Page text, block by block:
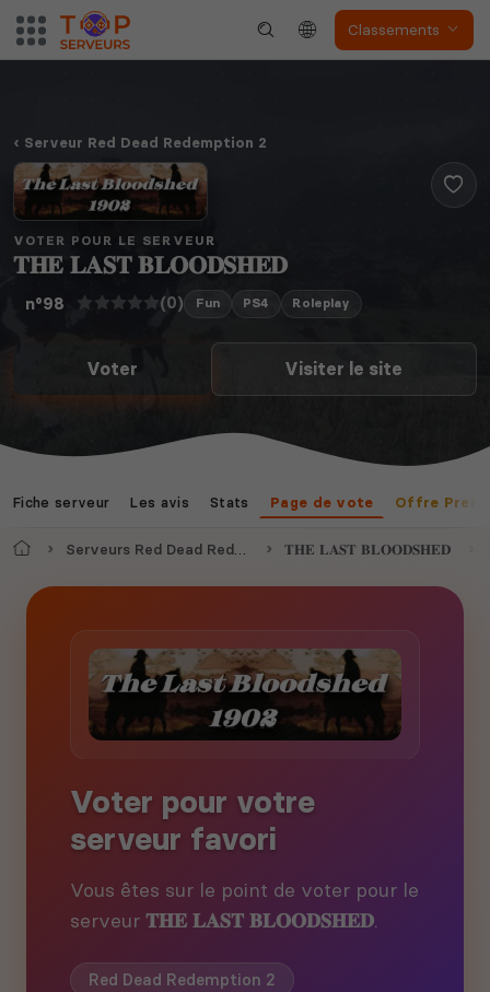
Classements
Serveur Red Dead Redemption 2
VOTER POUR LE SERVEUR
𝐓𝐇𝐄 𝐋𝐀𝐒𝐓 𝐁𝐋𝐎𝐎𝐃𝐒𝐇𝐄𝐃
n°98 (0) Fun PS4 Roleplay
Voter Visiter le site
Fiche serveur Les avis Stats Page de vote Offre
AccueilServeurs Red Dead Redemption 2 𝐓𝐇𝐄 𝐋𝐀𝐒𝐓 𝐁𝐋𝐎𝐎𝐃𝐒𝐇𝐄𝐃
Voter pour votre
serveur favori
Vous êtes sur le point de voter pour le
serveur 𝐓𝐇𝐄 𝐋𝐀𝐒𝐓 𝐁𝐋𝐎𝐎𝐃𝐒𝐇𝐄𝐃.
Red Dead Redemption 2